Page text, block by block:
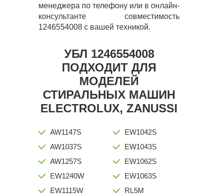
менеджера по телефону или в онлайн-
консультанте совместимость
1246554008 с вашей техникой.
УБЛ 1246554008
ПОДХОДИТ ДЛЯ
МОДЕЛЕЙ
СТИРАЛЬНЫХ МАШИН
ELECTROLUX, ZANUSSI
AW1147S
AW1037S
AW1257S
EW1240W
EW1115W
EW1042S
EW1043S
EW1062S
EW1063S
RL5M